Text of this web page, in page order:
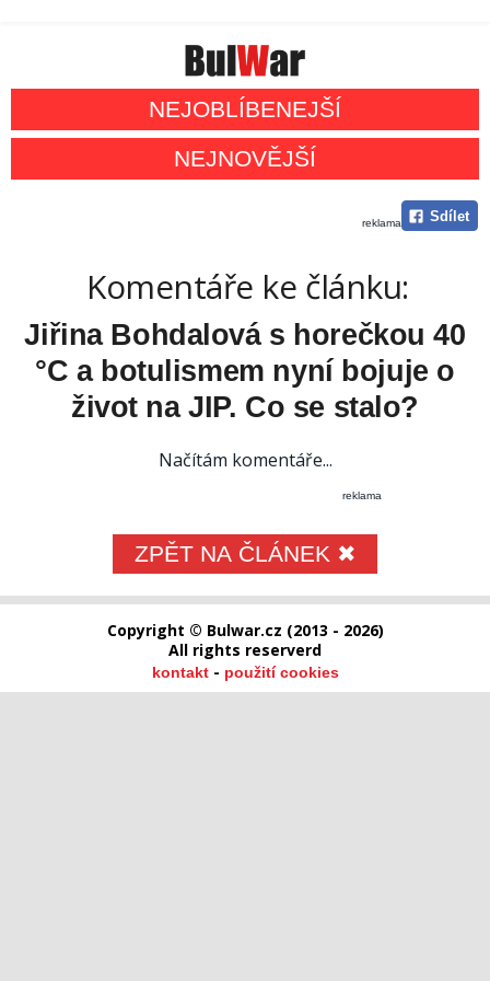
NEJOBLÍBENEJŠÍ
NEJNOVĚJŠÍ
Sdílet
reklama
Komentáře ke článku:
Jiřina Bohdalová s horečkou 40
°C a botulismem nyní bojuje o
život na JIP. Co se stalo?
Načítám komentáře...
reklama
ZPĚT NA ČLÁNEK ✖
Copyright © Bulwar.cz (2013 - 2026)
All rights reserverd
kontakt- použití cookies